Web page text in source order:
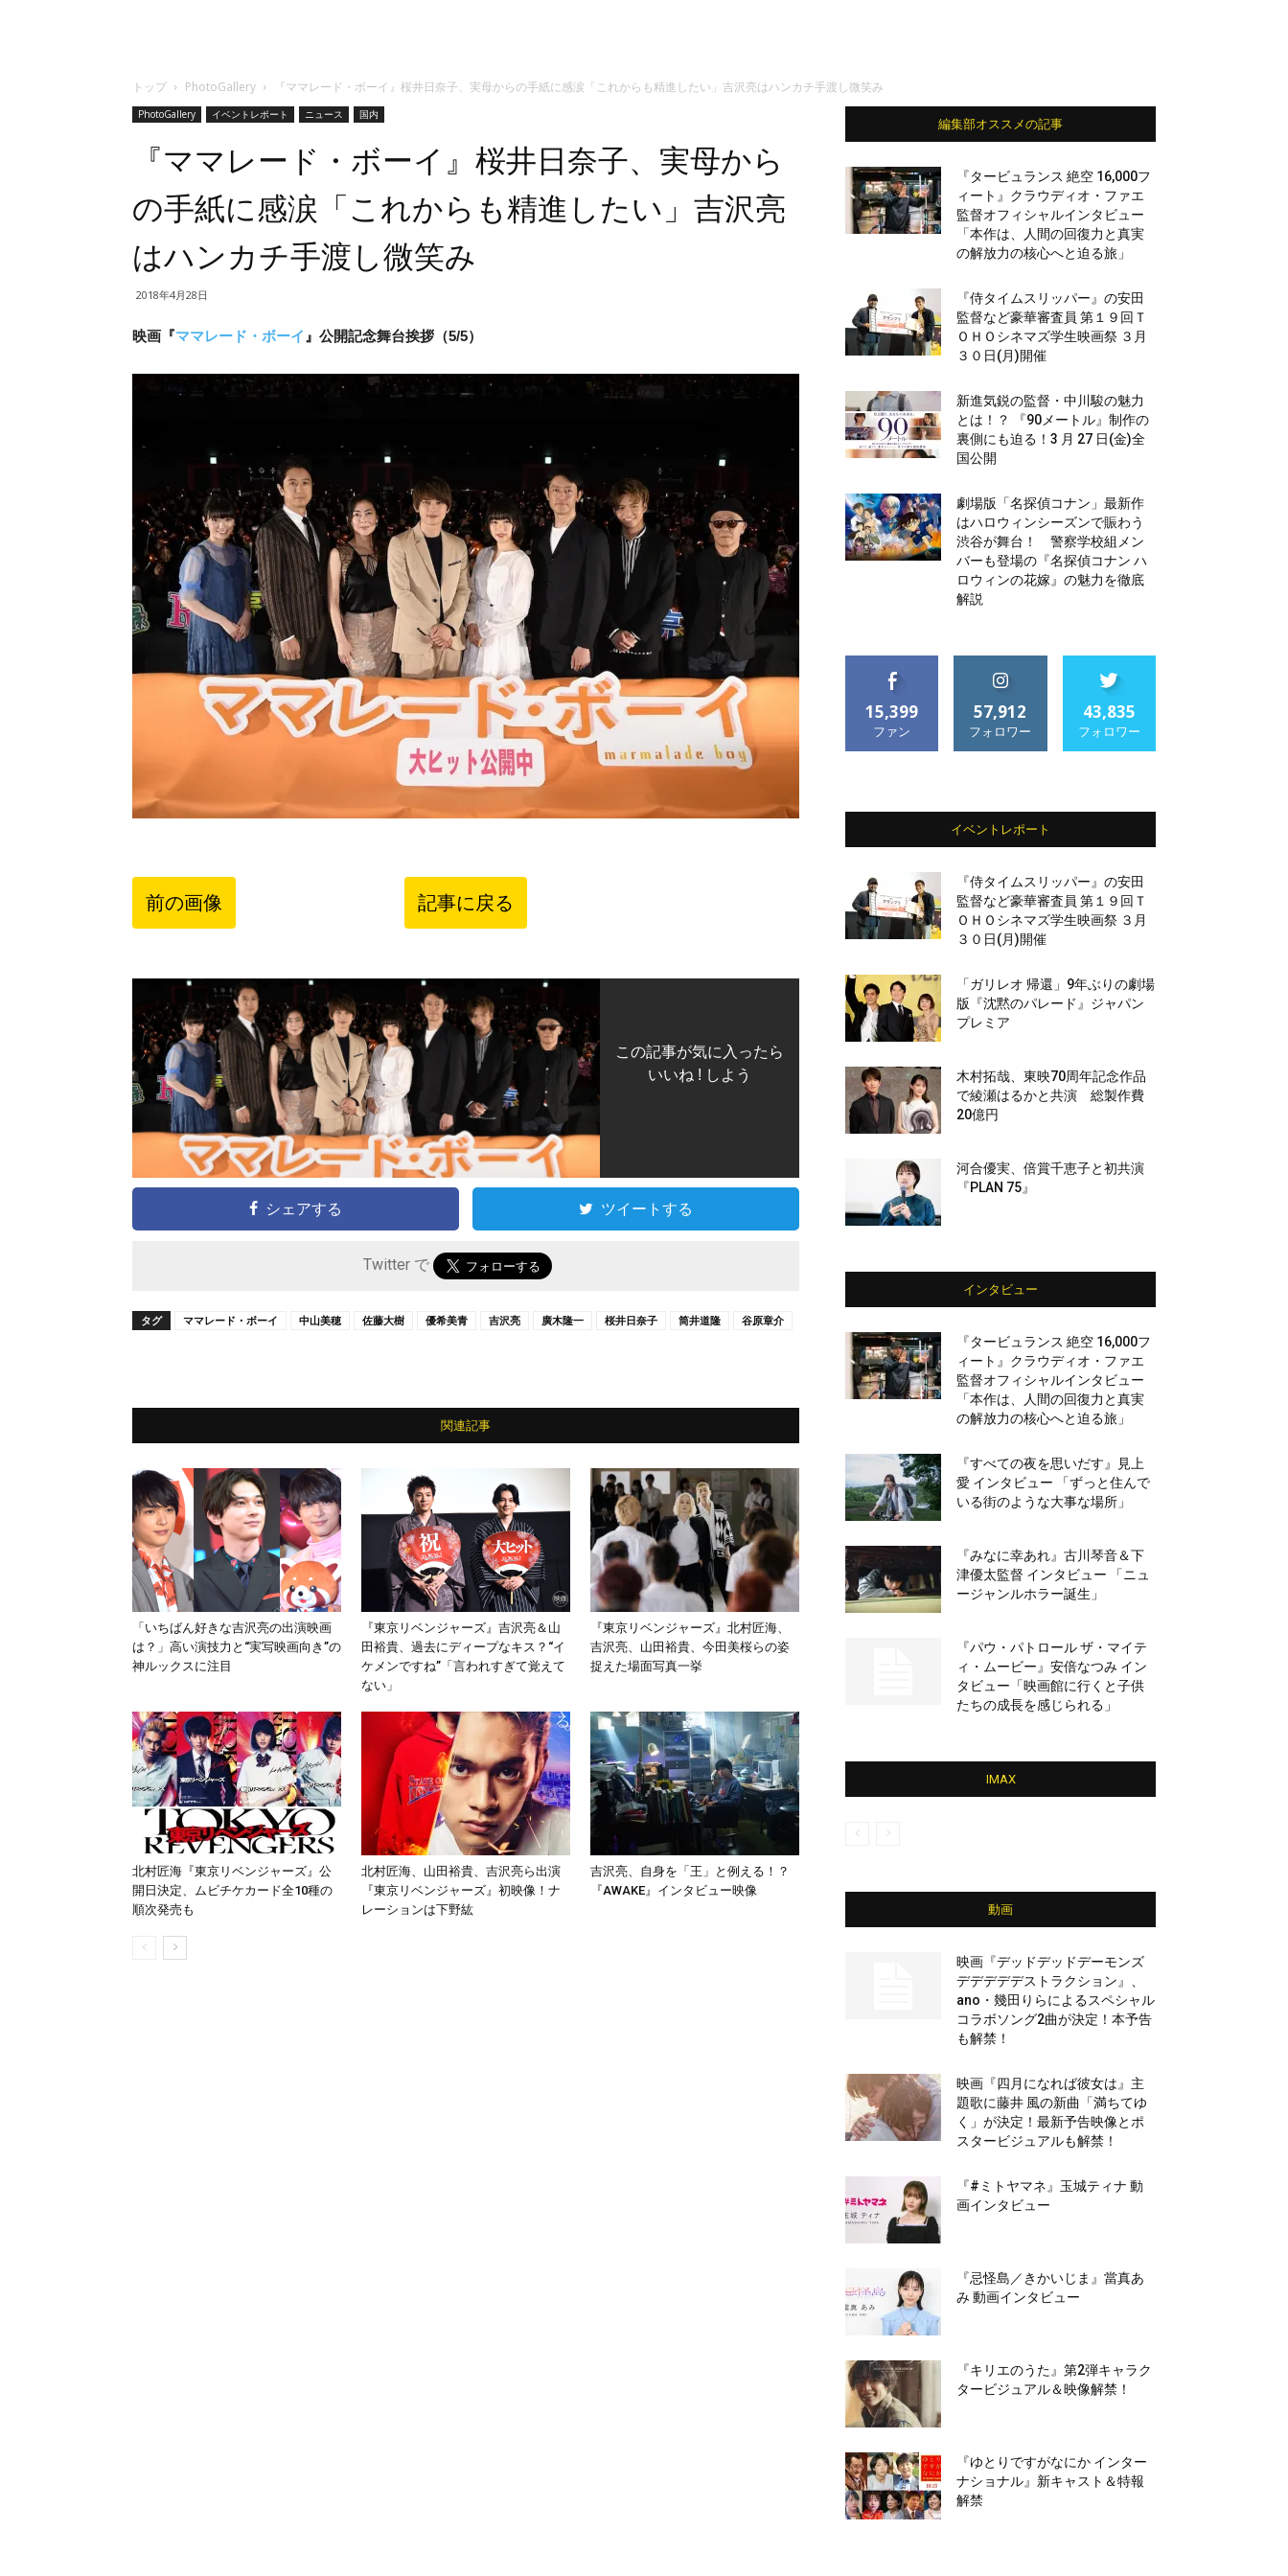
トップ PhotoGallery 『ママレード・ボーイ』桜井日奈子、実母からの手紙に感涙「これからも精進したい」吉沢亮はハンカチ手渡し微笑み
PhotoGallery イベントレポート ニュース 国内
『ママレード・ボーイ』桜井日奈子、実母から
の手紙に感涙「これからも精進したい」吉沢亮
はハンカチ手渡し微笑み
2018年4月28日
映画『ママレード・ボーイ 』公開記念舞台挨拶（5/5）
前の画像 記事に戻る
この記事が気に入ったら
いいね ! しよう
シェアする ツイートする
Twitter で
タグ ママレード・ボーイ 中山美穂 佐藤大樹 優希美青 吉沢亮 廣木隆一 桜井日奈子 筒井道隆 谷原章介
関連記事
「いちばん好きな吉沢亮の出演映画
は？」高い演技力と“実写映画向き”の
神ルックスに注目
『東京リベンジャーズ』吉沢亮＆山
田裕貴、過去にディープなキス？“イ
ケメンですね”「言われすぎて覚えて
ない」
『東京リベンジャーズ』北村匠海、
吉沢亮、山田裕貴、今田美桜らの姿
捉えた場面写真一挙
北村匠海『東京リベンジャーズ』公
開日決定、ムビチケカード全10種の
順次発売も
北村匠海、山田裕貴、吉沢亮ら出演
『東京リベンジャーズ』初映像！ナ
レーションは下野紘
吉沢亮、自身を「王」と例える！？
『AWAKE』インタビュー映像
編集部オススメの記事
『タービュランス 絶空 16,000フ
ィート』クラウディオ・ファエ
監督オフィシャルインタビュー
「本作は、人間の回復力と真実
の解放力の核心へと迫る旅」
『侍タイムスリッパー』の安田
監督など豪華審査員 第１９回Ｔ
ＯＨＯシネマズ学生映画祭 ３月
３０日(月)開催
新進気鋭の監督・中川駿の魅力
とは！？ 『90メートル』制作の
裏側にも迫る！3 月 27 日(金)全
国公開
劇場版「名探偵コナン」最新作
はハロウィンシーズンで賑わう
渋谷が舞台！ 警察学校組メン
バーも登場の『名探偵コナン ハ
ロウィンの花嫁』の魅力を徹底
解説
15,399
ファン
57,912
フォロワー
43,835
フォロワー
イベントレポート
『侍タイムスリッパー』の安田
監督など豪華審査員 第１９回Ｔ
ＯＨＯシネマズ学生映画祭 ３月
３０日(月)開催
「ガリレオ 帰還」9年ぶりの劇場
版『沈黙のパレード』ジャパン
プレミア
木村拓哉、東映70周年記念作品
で綾瀬はるかと共演 総製作費
20億円
河合優実、倍賞千恵子と初共演
『PLAN 75』
インタビュー
『タービュランス 絶空 16,000フ
ィート』クラウディオ・ファエ
監督オフィシャルインタビュー
「本作は、人間の回復力と真実
の解放力の核心へと迫る旅」
『すべての夜を思いだす』見上
愛 インタビュー 「ずっと住んで
いる街のような大事な場所」
『みなに幸あれ』古川琴音＆下
津優太監督 インタビュー 「ニュ
ージャンルホラー誕生」
『パウ・パトロール ザ・マイテ
ィ・ムービー』安倍なつみ イン
タビュー「映画館に行くと子供
たちの成長を感じられる」
IMAX
動画
映画『デッドデッドデーモンズ
デデデデデストラクション』、
ano・幾田りらによるスペシャル
コラボソング2曲が決定！本予告
も解禁！
映画『四月になれば彼女は』主
題歌に藤井 風の新曲「満ちてゆ
く」が決定！最新予告映像とポ
スタービジュアルも解禁！
『#ミトヤマネ』玉城ティナ 動
画インタビュー
『忌怪島／きかいじま』當真あ
み 動画インタビュー
『キリエのうた』第2弾キャラク
タービジュアル＆映像解禁！
『ゆとりですがなにか インター
ナショナル』新キャスト＆特報
解禁